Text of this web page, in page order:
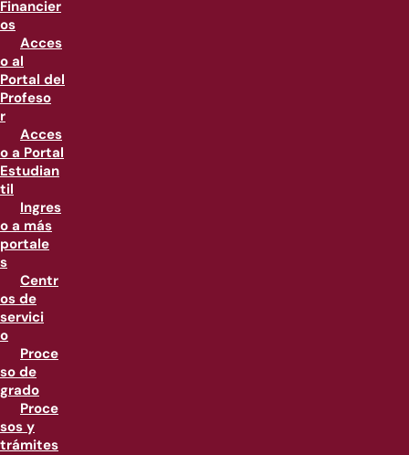
Financier
os
Acces
o al
Portal del
Profeso
r
Acces
o a Portal
Estudian
til
Ingres
o a más
portale
s
Centr
os de
servici
o
Proce
so de
grado
Proce
sos y
trámites